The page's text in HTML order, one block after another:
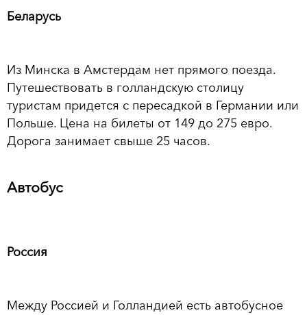
Беларусь
Из Минска в Амстердам нет прямого поезда.
Путешествовать в голландскую столицу
туристам придется с пересадкой в Германии или
Польше. Цена на билеты от 149 до 275 евро.
Дорога занимает свыше 25 часов.
Автобус
Россия
Между Россией и Голландией есть автобусное